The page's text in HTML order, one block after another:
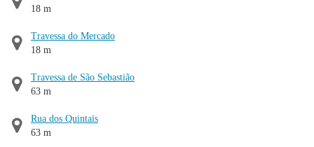
18 m
Travessa do Mercado
18 m
Travessa de São Sebastião
63 m
Rua dos Quintais
63 m